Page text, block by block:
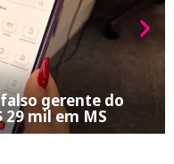
gerente do
29 mil em MS